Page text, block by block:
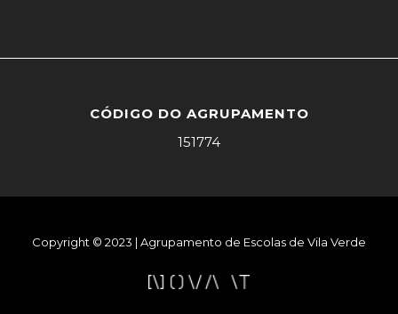
CÓDIGO DO AGRUPAMENTO
151774
Copyright © 2023 | Agrupamento de Escolas de Vila Verde